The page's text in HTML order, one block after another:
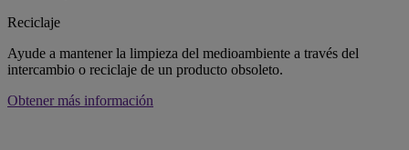
Reciclaje
Ayude a mantener la limpieza del medioambiente a través del
intercambio o reciclaje de un producto obsoleto.
Obtener más información